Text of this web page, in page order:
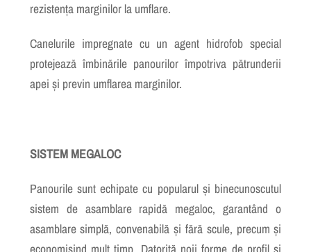
rezistența marginilor la umflare.
Canelurile impregnate cu un agent hidrofob special
protejează îmbinările panourilor împotriva pătrunderii
apei și previn umflarea marginilor.
SISTEM MEGALOC
Panourile sunt echipate cu popularul și binecunoscutul
sistem de asamblare rapidă megaloc, garantând o
asamblare simplă, convenabilă și fără scule, precum și
economisind mult timp. Datorită noii forme de profil și